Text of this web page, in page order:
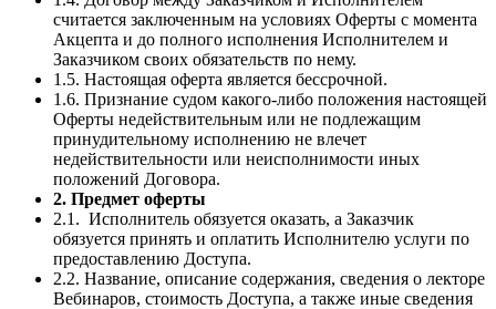
считается заключенным на условиях Оферты с момента
Акцепта и до полного исполнения Исполнителем и
Заказчиком своих обязательств по нему.
1.5. Настоящая оферта является бессрочной.
1.6. Признание судом какого-либо положения настоящей
Оферты недействительным или не подлежащим
принудительному исполнению не влечет
недействительности или неисполнимости иных
положений Договора.
2. Предмет оферты
2.1. Исполнитель обязуется оказать, а Заказчик
обязуется принять и оплатить Исполнителю услуги по
предоставлению Доступа.
2.2. Название, описание содержания, сведения о лекторе
Вебинаров, стоимость Доступа, а также иные сведения